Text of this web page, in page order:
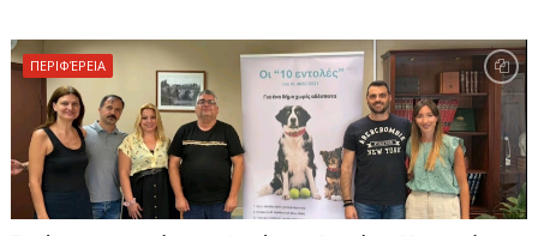
ΠΕΡΙΦΈΡΕΙΑ